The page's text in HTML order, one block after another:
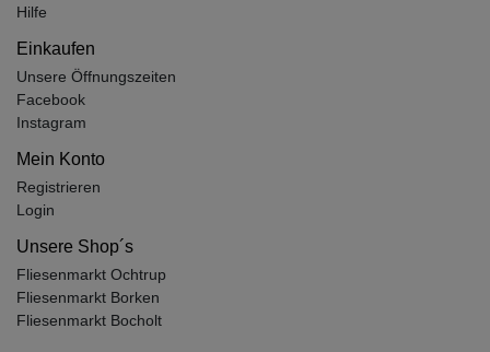
Hilfe
Einkaufen
Unsere Öffnungszeiten
Facebook
Instagram
Mein Konto
Registrieren
Login
Unsere Shop´s
Fliesenmarkt Ochtrup
Fliesenmarkt Borken
Fliesenmarkt Bocholt